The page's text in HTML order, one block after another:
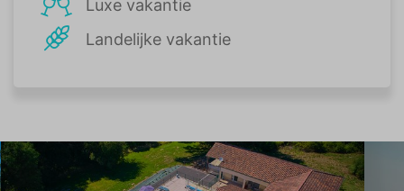
Luxe vakantie
Landelijke vakantie